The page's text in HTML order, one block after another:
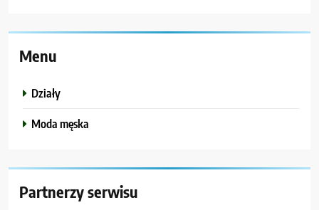
Menu
Działy
Moda męska
Partnerzy serwisu